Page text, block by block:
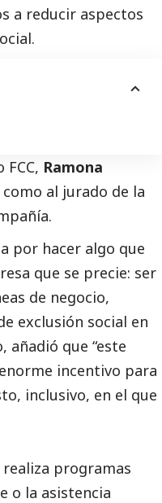
a reducir aspectos
.
Ramona
como al jurado de la
por hacer algo que
que se precie: ser
de negocio,
exclusión social en
añadió que “este
incentivo para
inclusivo, en el que
realiza programas
o la asistencia